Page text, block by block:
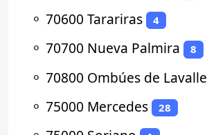
⚬ 70600 Tarariras 4
⚬ 70700 Nueva Palmira 8
⚬ 70800 Ombúes de Lavalle
⚬ 75000 Mercedes 28